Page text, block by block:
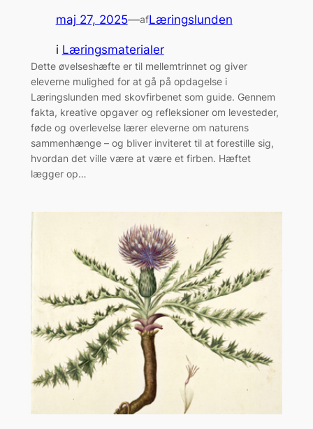
maj 27, 2025—afLæringslunden
i Læringsmaterialer
Dette øvelseshæfte er til mellemtrinnet og giver
eleverne mulighed for at gå på opdagelse i
Læringslunden med skovfirbenet som guide. Gennem
fakta, kreative opgaver og refleksioner om levesteder,
føde og overlevelse lærer eleverne om naturens
sammenhænge – og bliver inviteret til at forestille sig,
hvordan det ville være at være et firben. Hæftet
lægger op…